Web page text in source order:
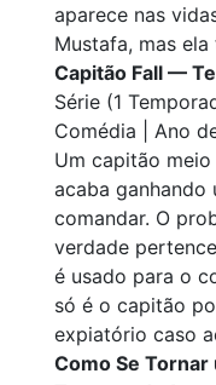
aparece nas
Mustafa, mas
Capitão Fall —
Série (1
Comédia | Ano
Um capitão
acaba ganhando
comandar. O
verdade
é usado para o
só é o capitão
expiatório caso
Como Se